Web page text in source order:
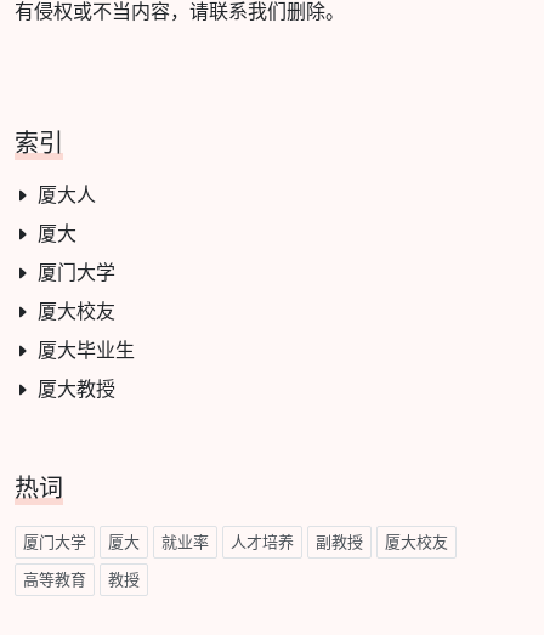
有侵权或不当内容，请联系我们删除。
索引
厦大人
厦大
厦门大学
厦大校友
厦大毕业生
厦大教授
热词
厦门大学 厦大 就业率 人才培养 副教授 厦大校友
高等教育 教授